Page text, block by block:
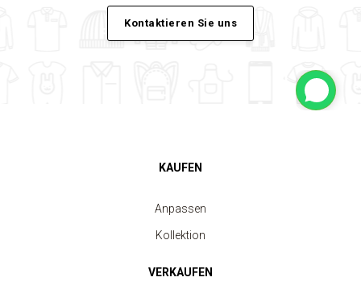
Kontaktieren Sie uns
KAUFEN
Anpassen
Kollektion
VERKAUFEN